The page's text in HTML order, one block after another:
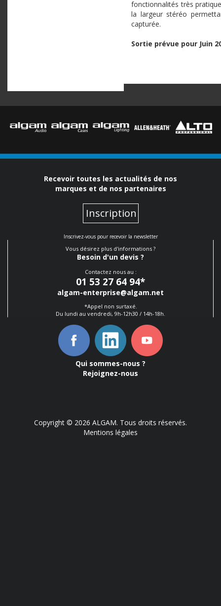
fonctionnalités très
la largeur stéréo
capturée.
Sortie prévue pour Juin
Recevoir toutes les actualités de nos
marques et de nos partenaires
Inscription
Inscrivez-vous pour recevoir la newsletter
Vous désirez plus d'informations ?
Besoin d'un devis ?
Contactez nous au :
01 53 27 64 94*
algam-enterprise@algam.net
*Appel non surtaxé.
Du lundi au vendredi, 9h-12h30 / 14h-18h.
Qui sommes-nous ?
Rejoignez-nous
Copyright © 2026 ALGAM. Tous droits réservés.
Mentions légales